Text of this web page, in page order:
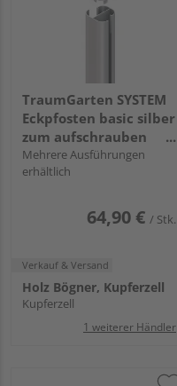
TraumGarten SYSTEM
Eckpfosten basic silber
zum aufschrauben
193x7x7cm
Mehrere Ausführungen
erhältlich
64,90 € / Stk.
Verkauf & Versand
Holz Bögner, Kupferzell
Kupferzell
1 weiterer Händler